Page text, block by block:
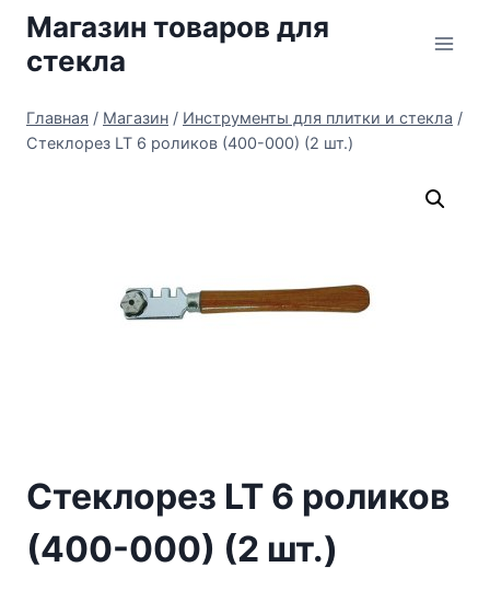
Перейти
содержимому
Магазин товаров для
стекла
Главная / Магазин / Инструменты для плитки и стекла /
Стеклорез LT 6 роликов (400-000) (2 шт.)
Стеклорез LT 6 роликов
(400-000) (2 шт.)